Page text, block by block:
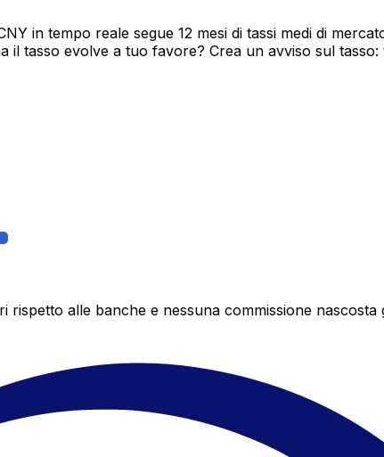
in tempo reale segue 12 mesi di tassi medi di
tasso evolve a tuo favore? Crea un avviso sul
alle banche e nessuna commissione